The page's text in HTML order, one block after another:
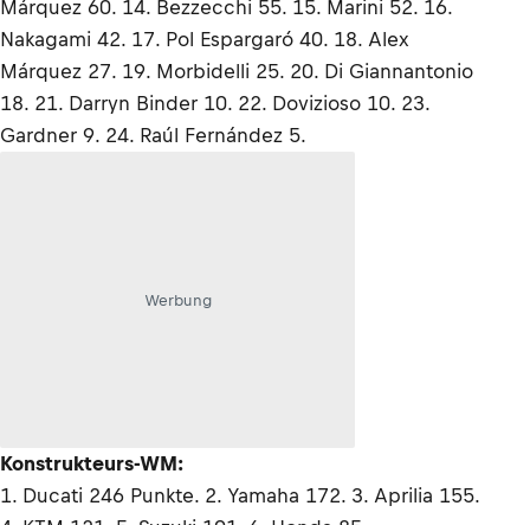
Márquez 60. 14. Bezzecchi 55. 15. Marini 52. 16.
Nakagami 42. 17. Pol Espargaró 40. 18. Alex
Márquez 27. 19. Morbidelli 25. 20. Di Giannantonio
18. 21. Darryn Binder 10. 22. Dovizioso 10. 23.
Gardner 9. 24. Raúl Fernández 5.
Werbung
Konstrukteurs-WM:
1. Ducati 246 Punkte. 2. Yamaha 172. 3. Aprilia 155.